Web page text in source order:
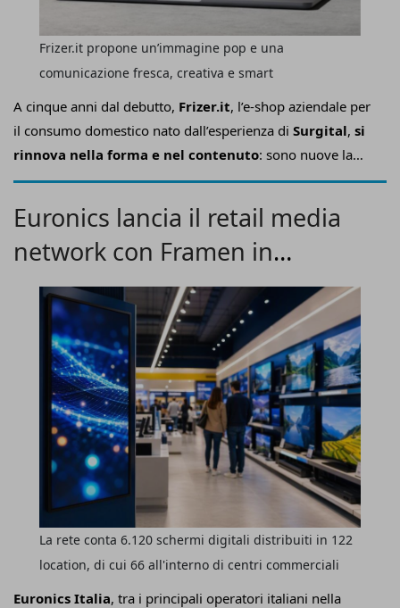
A cinque anni dal debutto, Frizer.it, l’e-shop aziendale per
il consumo domestico nato dall’esperienza di Surgital, si
rinnova nella forma e nel contenuto: sono nuove la
grafica, la struttura e la comunicazione, mentre l’usabilità è
Frizer.it propone un’immagine pop e una
comunicazione fresca, creativa e smart
Euronics lancia il retail media
network con Framen in
programmatic
Euronics Italia, tra i principali operatori italiani nella
La rete conta 6.120 schermi digitali distribuiti in 122
location, di cui 66 all'interno di centri commerciali